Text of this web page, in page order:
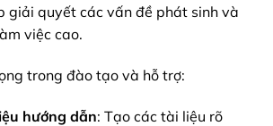
giải quyết các vấn đề phát sinh và
việc cao.
trong đào tạo và hỗ trợ:
hướng dẫn: Tạo các tài liệu rõ